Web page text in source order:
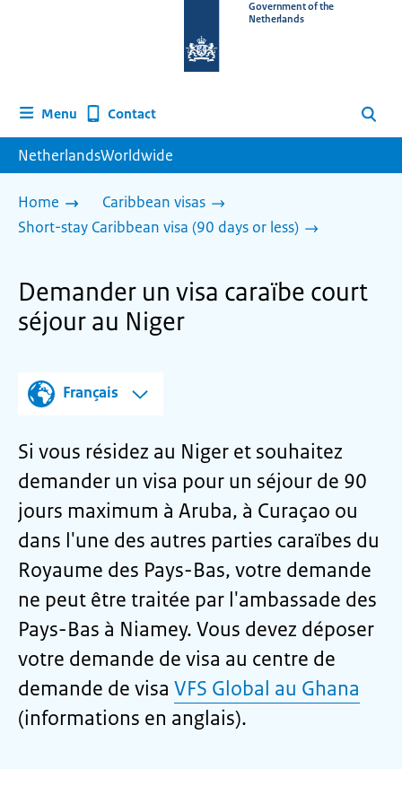
homepage
Government of the
Netherlands
Menu Contact Search
NetherlandsWorldwide
Home
Caribbean visas
Short-stay Caribbean visa (90 days or less)
Demander un visa caraïbe court
séjour au Niger
Français
Si vous résidez au Niger et souhaitez
demander un visa pour un séjour de 90
jours maximum à Aruba, à Curaçao ou
dans l'une des autres parties caraïbes du
Royaume des Pays-Bas, votre demande
ne peut être traitée par l'ambassade des
Pays-Bas à Niamey. Vous devez déposer
votre demande de visa au centre de
demande de visa VFS Global au Ghana
(informations en anglais).